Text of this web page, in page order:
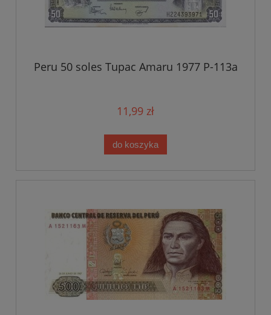
Peru 50 soles Tupac Amaru 1977 P-113a
11,99 zł
do koszyka